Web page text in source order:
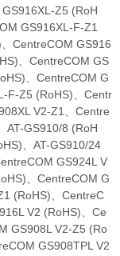
Z5 (RoH
GS916XL-F-Z1
CentreCOM GS916
、CentreCOM GS
、CentreCOM G
F-Z5 (RoHS)、Centr
V2-Z1、Centre
AT-GS910/8 (RoH
、AT-GS910/24
GS924L V
、CentreCOM G
(RoHS)、CentreC
V2 (RoHS)、Ce
GS908L V2-Z5 (Ro
GS908TPL V2